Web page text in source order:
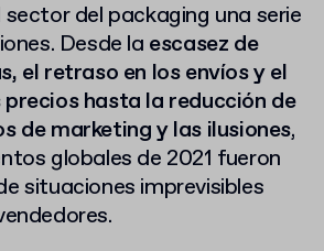
sector del packaging una serie
Desde la escasez de
el retraso en los envíos y el
hasta la reducción de
de marketing y las ilusiones,
globales de 2021 fueron
situaciones imprevisibles